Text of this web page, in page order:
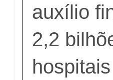
auxílio
2,2